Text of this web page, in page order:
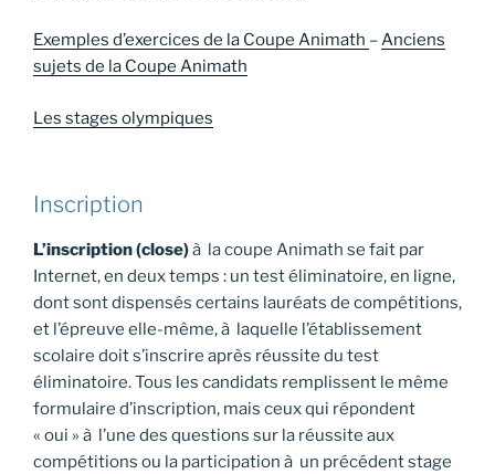
Exemples d’exercices de la Coupe Animath –Anciens
sujets de la Coupe Animath
Les stages olympiques
Inscription
L’inscription(close)à la coupe Animath se fait par
Internet, en deux temps : un test éliminatoire, en ligne,
dont sont dispensés certains lauréats de compétitions,
et l’épreuve elle-même, à laquelle l’établissement
scolaire doit s’inscrire après réussite du test
éliminatoire. Tous les candidats remplissent le même
formulaire d’inscription, mais ceux qui répondent
« oui » à l’une des questions sur la réussite aux
compétitions ou la participation à un précédent stage